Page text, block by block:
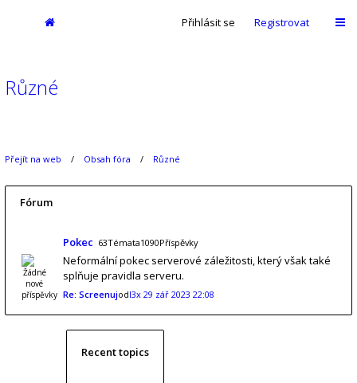
Přihlásit se Registrovat
Různé
Přejít na web Obsah fóra Různé
Fórum
Pokec 63Témata1090Příspěvky
Neformální pokec serverové záležitosti, který však také
splňuje pravidla serveru.
Re: Screenujodl3x 29 zář 2023 22:08
Recent topics